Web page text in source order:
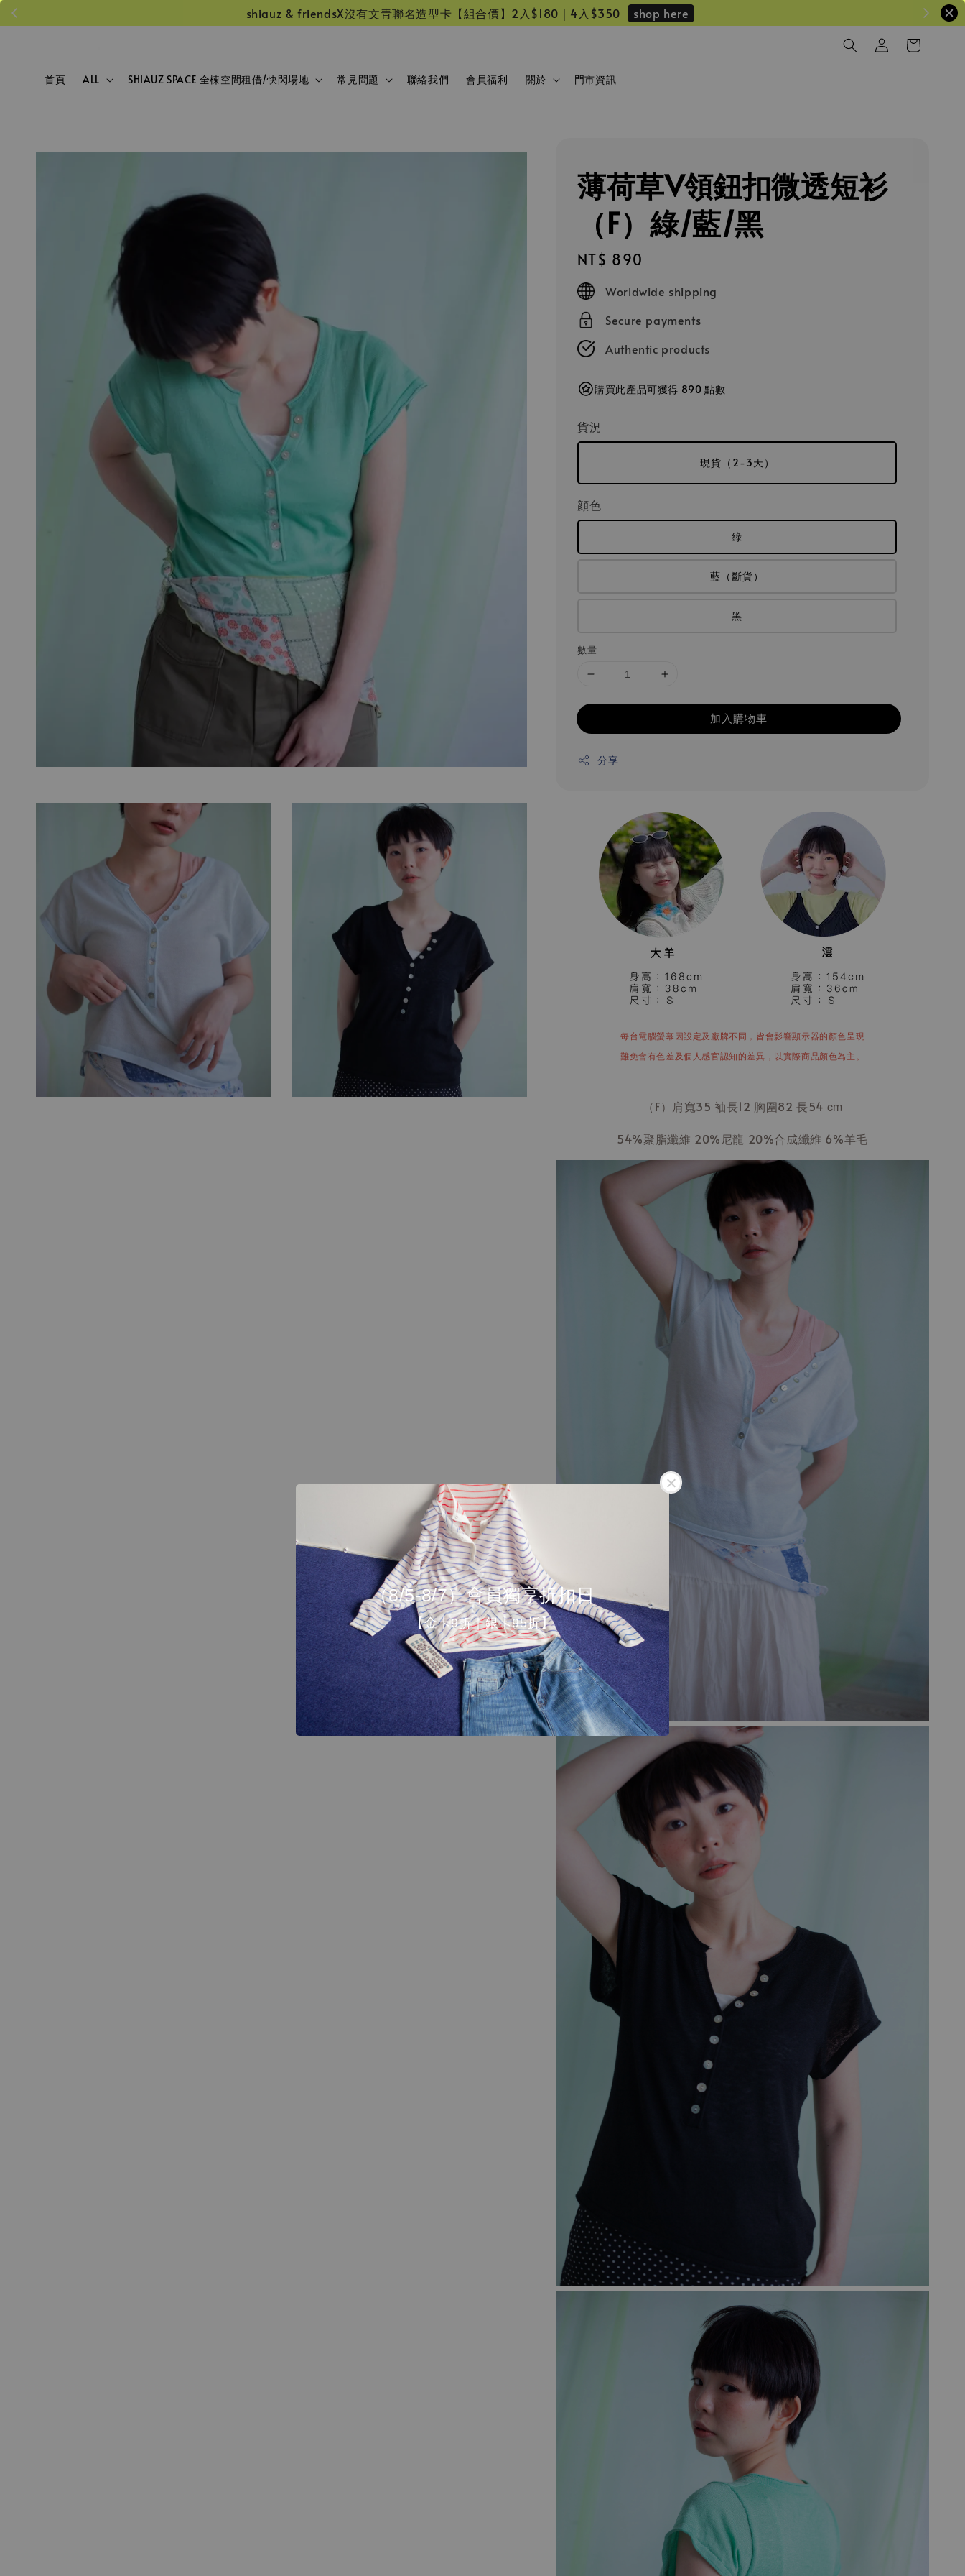
（8/5-8/7）會員獨享折扣日
【金卡9折｜銀卡95折】
shiauz & friendsX沒有文青聯名造型卡【組合價】2入$180｜4入$350 shop here
首頁 ALL SHIAUZ SPACE 全棟空間租借/快閃場地 常見問題 聯絡我們 會員福利 關於 門市資訊
薄荷草V領鈕扣微透短衫
（F）綠/藍/黑
Regular
price
NT$ 890
Worldwide shipping
Secure payments
Authentic products
購買此產品可獲得 890 點數
貨況
現貨（2-3天）
顔色
綠
藍（斷貨）
黑
數量
加入購物車
分享
每台電腦螢幕因設定及廠牌不同，皆會影響顯示器的顏色呈現
難免會有色差及個人感官認知的差異，以實際商品顏色為主。
（F）肩寬35 袖長12 胸圍82 長54 cm
54%聚脂纖維 20%尼龍 20%合成纖維 6%羊毛